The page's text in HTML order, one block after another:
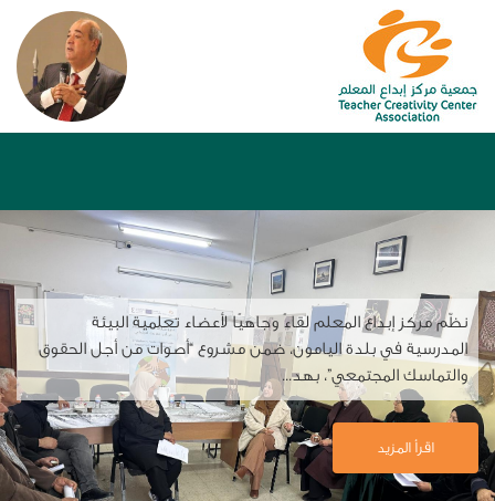
نظّم مركز إبداع المعلم لقاءً وجاهيًا لأعضاء تعلمية البيئة
المدرسية في بلدة اليامون، ضمن مشروع “أصوات من أجل الحقوق
والتماسك المجتمعي”، بهد...
اقرأ المزيد